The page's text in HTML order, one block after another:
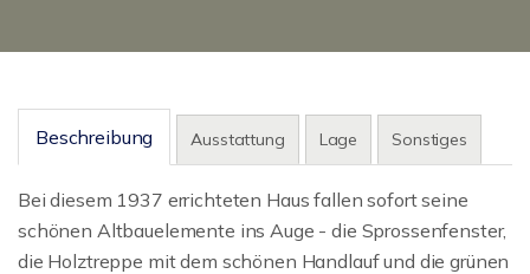
Beschreibung Ausstattung Lage Sonstiges
Bei diesem 1937 errichteten Haus fallen sofort seine
schönen Altbauelemente ins Auge - die Sprossenfenster,
die Holztreppe mit dem schönen Handlauf und die grünen